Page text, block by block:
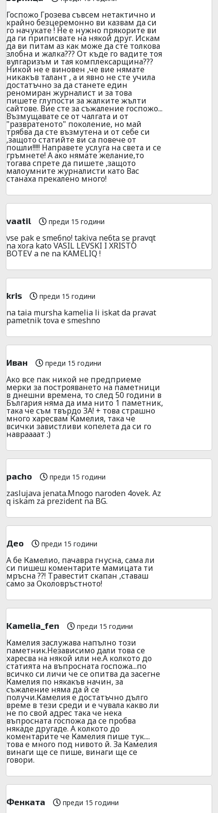
Госпожо Грозева съвсем нетактично и
крайно безцеремонно ви казвам да си
го начукате ! Не е нужно прякорите ви
да ги приписвате на някой друг. Искам
да ви питам аз как може да сте толкова
злобна и жалка??? От къде го вадите тоя
вулгаризъм и тая комплексарщина???
Никой не е виновен ,че вие нямате
никакъв талант , а и явно не сте учила
достатъчно за да станете един
реномиран журналист и за това
пишете глупости за жалките жълти
сайтове. Вие сте за съжаление госпожо...
Възмущавате се от чалгата и от
"развратеното" поколение, но май
трябва да сте възмутена и от себе си
,защото статийте ви са повече от
пошли!!!!! Направете услуга на света и се
гръмнете! А ако нямате желание,то
тогава спрете да пишете ,защото
малоумните журналисти като Вас
станаха прекалено много!
vaatil преди 15 години
vse pak e sme6no! takiva ne6ta se pravqt
na xora kato VASIL LEVSKI I XRISTO
BOTEV a ne na KAMELIQ !
kris преди 15 години
na taia mursha kamelia li iskat da pravat
pametnik tova e smeshno
Иван преди 15 години
Ако все пак никой не предприеме
мерки за построяването на паметници
в днешни времена, то след 50 години в
България няма да има нито 1 паметник,
така че съм твърдо ЗА! + това страшно
много харесвам Камелия, така че
всички завистливи копелета да си го
навраааат :)
pacho преди 15 години
zaslujava jenata.Mnogo naroden 4ovek. Az
q iskam za prezident na BG.
Део преди 15 години
А бе Камелио, пачавра гнусна, сама ли
си пишеш коментарите мамицата ти
мръсна ??! Травестит скапан ,ставаш
само за Околовръстното!
Kamelia_fen преди 15 години
Камелия заслужава напълно този
паметник.Независимо дали това се
харесва на някой или не.А колкото до
статията на въпросната госпожа...по
всичко си личи че се опитва да засегне
Камелия по някакъв начин, за
съжаление няма да й се
получи.Камелия е достатъчно дълго
време в тези среди и е чувала какво ли
не по свой адрес така че нека
въпросната госпожа да се пробва
някаде другаде. А колкото до
коментарите че Камелия пише тук....
това е много под нивото й. За Камелия
винаги ще се пише, винаги ще се
говори.
Фенката преди 15 години